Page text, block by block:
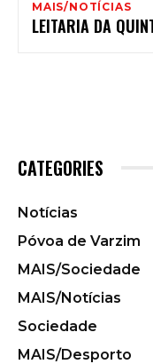
MAIS/NOTÍCIAS
LEITARIA DA
CATEGORIES
Notícias
Póvoa de Varzim
MAIS/Sociedade
MAIS/Notícias
Sociedade
MAIS/Desporto